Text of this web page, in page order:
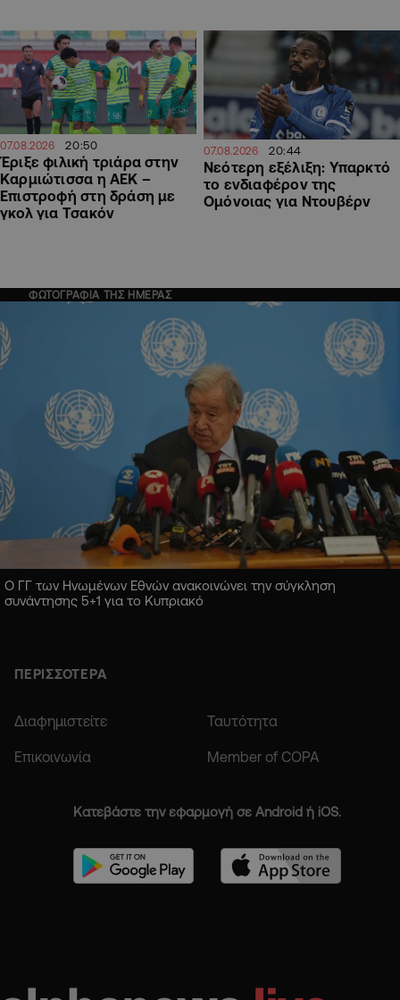
07.08.2026 20:50
Έριξε φιλική τριάρα στην
Καρμιώτισσα η ΑΕΚ –
Επιστροφή στη δράση με
γκολ για Τσακόν
07.08.2026 20:44
Νεότερη εξέλιξη: Υπαρκτό
το ενδιαφέρον της
Ομόνοιας για Ντουβέρν
ΦΩΤΟΓΡΑΦΙΑ ΤΗΣ ΗΜΕΡΑΣ
Ο ΓΓ των Ηνωμένων Εθνών ανακοινώνει την σύγκληση
συνάντησης 5+1 για το Κυπριακό
ΠΕΡΙΣΣΟΤΕΡΑ
Διαφημιστείτε Ταυτότητα
Επικοινωνία Member of COPA
Κατεβάστε την εφαρμογή σε Android ή iOS.